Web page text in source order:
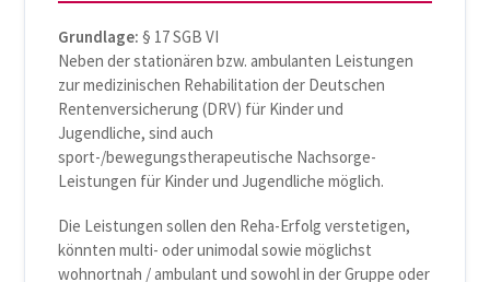
Grundlage:§ 17 SGB VI
Neben der stationären bzw. ambulanten Leistungen
zur medizinischen Rehabilitation der Deutschen
Rentenversicherung (DRV) für Kinder und
Jugendliche, sind auch
sport-/bewegungstherapeutische Nachsorge-
Leistungen für Kinder und Jugendliche möglich.
Die Leistungen sollen den Reha-Erfolg verstetigen,
könnten multi- oder unimodal sowie möglichst
wohnortnah / ambulant und sowohl in der Gruppe oder